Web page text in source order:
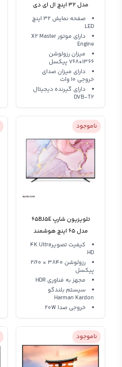
مدل 32 اینچ ال ای دی
صفحه نمایش ۳۲ اینچ
LED
دارای موتور X2 Master
Engine
میزان رزولوشن
1366*768 پیکسل
دارای میزان صدای
خروجی 10 وات
دارای گیرنده دیجیتال
DVB-T2
ناموجود
تلویزیون شارپ 65BJ5E
مدل 65 اینچ هوشمند
کیفیت تصویر4K Ultra
HD
رزولوشن 3840 × 2160
پیکسل
مجهز به فناوری HDR
سیستم بلندگو
Harman Kardon
خروجی صدا 20W
ناموجود